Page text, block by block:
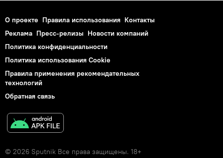
О проекте Правила использования Контакты
Реклама Пресс-релизы Новости компаний
Политика конфиденциальности
Политика использования Cookie
Правила применения рекомендательных
технологий
Обратная связь
© 2026 Sputnik Все права защищены. 18+